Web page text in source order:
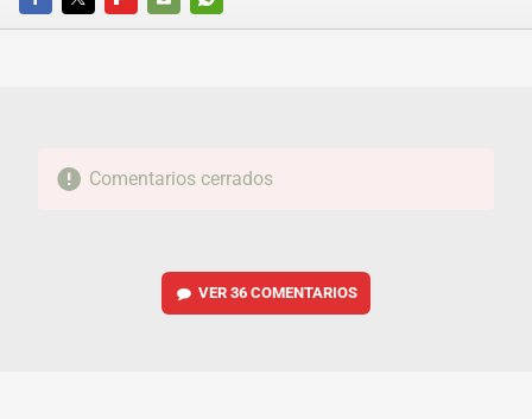
FACEBOOKTWITTERFLIPBOARD
E-
WHATSAPP
Comentarios cerrados
VER 36 COMENTARIOS